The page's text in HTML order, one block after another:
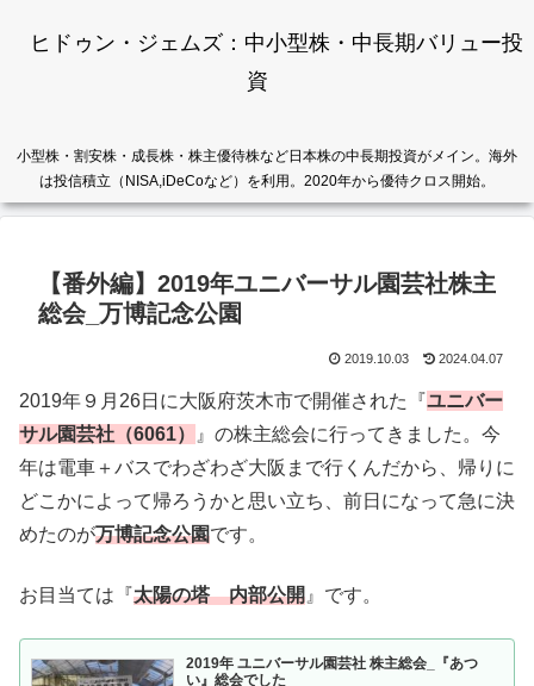
ヒドゥン・ジェムズ：中小型株・中長期バリュー投
資
小型株・割安株・成長株・株主優待株など日本株の中長期投資がメイン。海外
は投信積立（NISA,iDeCoなど）を利用。2020年から優待クロス開始。
【番外編】2019年ユニバーサル園芸社株主
総会_万博記念公園
2019.10.03 2024.04.07
2019年９月26日に大阪府茨木市で開催された『ユニバー
サル園芸社（6061）
』の株主総会に行ってきました。今
年は電車＋バスでわざわざ大阪まで行くんだから、帰りに
どこかによって帰ろうかと思い立ち、前日になって急に決
めたのが万博記念公園です。
お目当ては『太陽の塔 内部公開 』です。
2019年 ユニバーサル園芸社 株主総会_『あつ
い』総会でした